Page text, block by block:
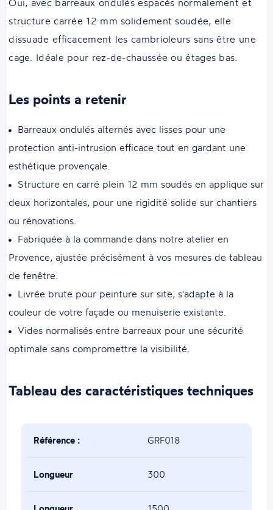
structure carrée 12 mm solidement soudée, elle
dissuade efficacement les cambrioleurs sans être une
cage. Idéale pour rez-de-chaussée ou étages bas.
Les points a retenir
Barreaux ondulés alternés avec lisses pour une
protection anti-intrusion efficace tout en gardant une
esthétique provençale.
Structure en carré plein 12 mm soudés en applique sur
deux horizontales, pour une rigidité solide sur chantiers
ou rénovations.
Fabriquée à la commande dans notre atelier en
Provence, ajustée précisément à vos mesures de tableau
de fenêtre.
Livrée brute pour peinture sur site, s'adapte à la
couleur de votre façade ou menuiserie existante.
Vides normalisés entre barreaux pour une sécurité
optimale sans compromettre la visibilité.
Tableau des caractéristiques techniques
Référence : GRF018
Longueur 300